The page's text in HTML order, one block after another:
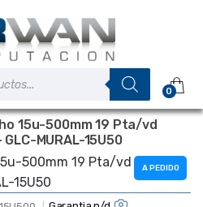
0
15u-500mm 19 Pta/vd
MURAL-15U50
A PEDIDO